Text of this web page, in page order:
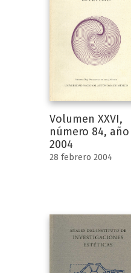
Volumen XXVI,
número 84, año
2004
28 febrero 2004